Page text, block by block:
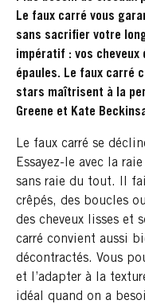
Le faux carré vous
sans sacrifier votre
impératif : vos cheveux
épaules. Le faux carré
stars maîtrisent à la
Greene et Kate
Le faux carré se
Essayez-le avec la
sans raie du tout. Il
crêpés, des boucles
des cheveux lisses et
carré convient aussi
décontractés. Vous
et l’adapter à la
idéal quand on a